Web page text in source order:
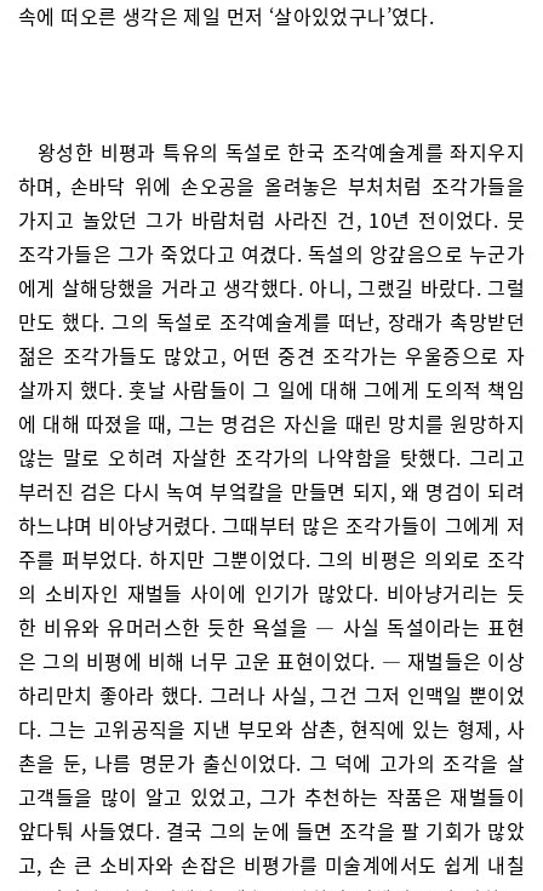
속에 떠오른 생각은 제일 먼저 ‘살아있었구나’였다.
왕성한 비평과 특유의 독설로 한국 조각예술계를 좌지우지
하며, 손바닥 위에 손오공을 올려놓은 부처처럼 조각가들을
가지고 놀았던 그가 바람처럼 사라진 건, 10년 전이었다. 뭇
조각가들은 그가 죽었다고 여겼다. 독설의 앙갚음으로 누군가
에게 살해당했을 거라고 생각했다. 아니, 그랬길 바랐다. 그럴
만도 했다. 그의 독설로 조각예술계를 떠난, 장래가 촉망받던
젊은 조각가들도 많았고, 어떤 중견 조각가는 우울증으로 자
살까지 했다. 훗날 사람들이 그 일에 대해 그에게 도의적 책임
에 대해 따졌을 때, 그는 명검은 자신을 때린 망치를 원망하지
않는 말로 오히려 자살한 조각가의 나약함을 탓했다. 그리고
부러진 검은 다시 녹여 부엌칼을 만들면 되지, 왜 명검이 되려
하느냐며 비아냥거렸다. 그때부터 많은 조각가들이 그에게 저
주를 퍼부었다. 하지만 그뿐이었다. 그의 비평은 의외로 조각
의 소비자인 재벌들 사이에 인기가 많았다. 비아냥거리는 듯
한 비유와 유머러스한 듯한 욕설을 ― 사실 독설이라는 표현
은 그의 비평에 비해 너무 고운 표현이었다. ― 재벌들은 이상
하리만치 좋아라 했다. 그러나 사실, 그건 그저 인맥일 뿐이었
다. 그는 고위공직을 지낸 부모와 삼촌, 현직에 있는 형제, 사
촌을 둔, 나름 명문가 출신이었다. 그 덕에 고가의 조각을 살
고객들을 많이 알고 있었고, 그가 추천하는 작품은 재벌들이
앞다퉈 사들였다. 결국 그의 눈에 들면 조각을 팔 기회가 많았
고, 손 큰 소비자와 손잡은 비평가를 미술계에서도 쉽게 내칠